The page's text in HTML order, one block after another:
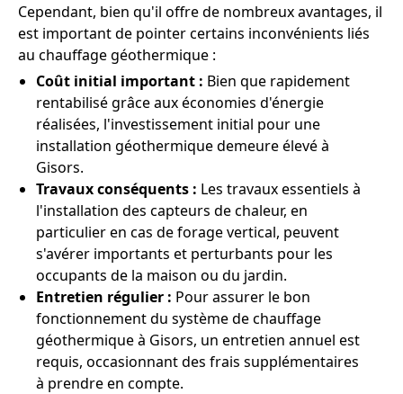
Cependant, bien qu'il offre de nombreux avantages, il
est important de pointer certains inconvénients liés
au chauffage géothermique :
Coût initial important : Bien que rapidement
rentabilisé grâce aux économies d'énergie
réalisées, l'investissement initial pour une
installation géothermique demeure élevé à
Gisors.
Travaux conséquents : Les travaux essentiels à
l'installation des capteurs de chaleur, en
particulier en cas de forage vertical, peuvent
s'avérer importants et perturbants pour les
occupants de la maison ou du jardin.
Entretien régulier : Pour assurer le bon
fonctionnement du système de chauffage
géothermique à Gisors, un entretien annuel est
requis, occasionnant des frais supplémentaires
à prendre en compte.